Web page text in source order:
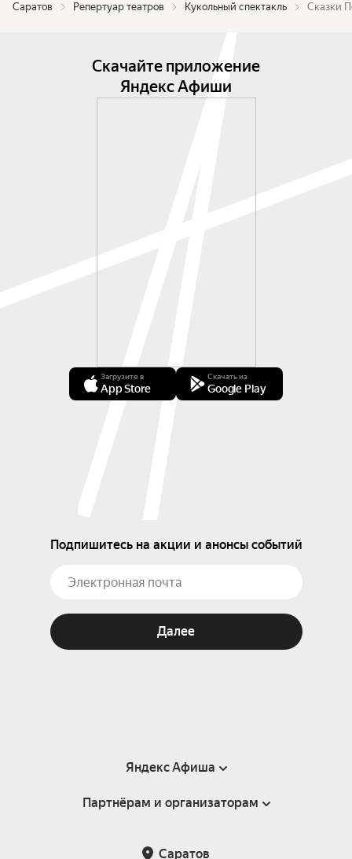
Саратов Репертуар театров Кукольный спектакль Сказки
Скачайте приложение
Яндекс Афиши
Загрузите в
App Store
Скачать из
Google Play
Подпишитесь на акции и анонсы событий
Далее
Яндекс Афиша
Справка
Партнёрам и организаторам
Саратов